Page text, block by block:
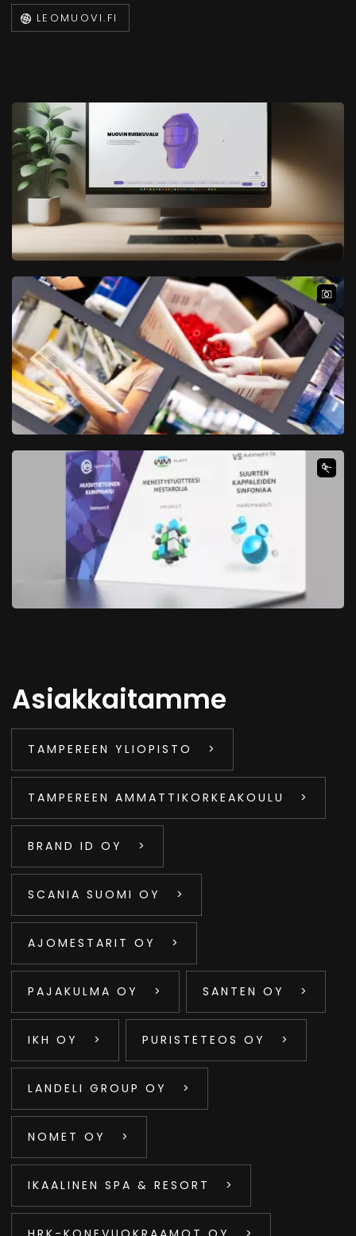
LEOMUOVI.FI
Asiakkaitamme
TAMPEREEN YLIOPISTO
TAMPEREEN AMMATTIKORKEAKOULU
BRAND ID OY
SCANIA SUOMI OY
AJOMESTARIT OY
PAJAKULMA OY SANTEN OY
IKH OY PURISTETEOS OY
LANDELI GROUP OY
NOMET OY
IKAALINEN SPA & RESORT